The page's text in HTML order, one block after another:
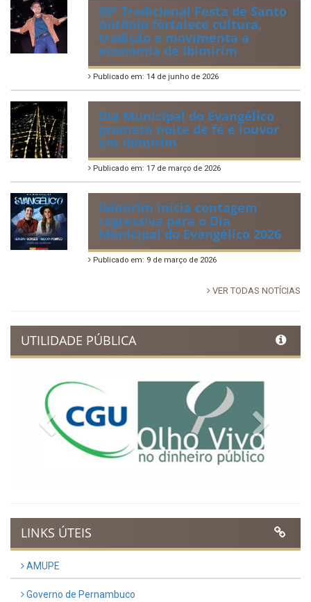
88ª Tradicional Festa de Santo
Antônio fortalece cultura,
tradição e movimenta a
economia de Ibimirim
Publicado em: 14 de junho de 2026
Dia Municipal do Evangélico
promete noite de fé e louvor
em Ibimirim
Publicado em: 17 de março de 2026
Ibimirim inicia contagem
regressiva para o Dia
Municipal do Evangélico 2026
Publicado em: 9 de março de 2026
VER TODAS NOTÍCIAS
UTILIDADE PÚBLICA
Previous
LINKS ÚTEIS
AMUPE
Governo de Pernambuco